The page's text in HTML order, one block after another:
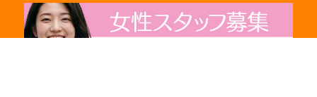
電話をかける アクセス 出勤情報 その他